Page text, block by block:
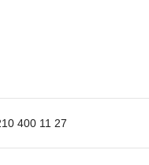
400 11 27